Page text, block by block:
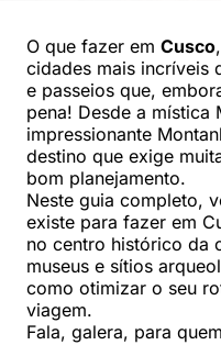
O que fazer em Cusco
cidades mais incríveis
e passeios que,
pena! Desde a mística
impressionante
destino que exige
bom planejamento.
Neste guia completo,
existe para fazer em
no centro histórico da
museus e sítios
como otimizar o seu
viagem.
Fala, galera, para